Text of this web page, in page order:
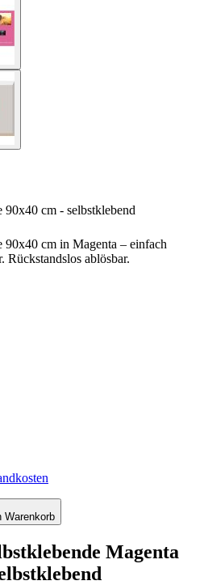
90x40 cm - selbstklebend
90x40 cm in Magenta – einfach
Rückstandslos ablösbar.
Warenkorb
Magenta